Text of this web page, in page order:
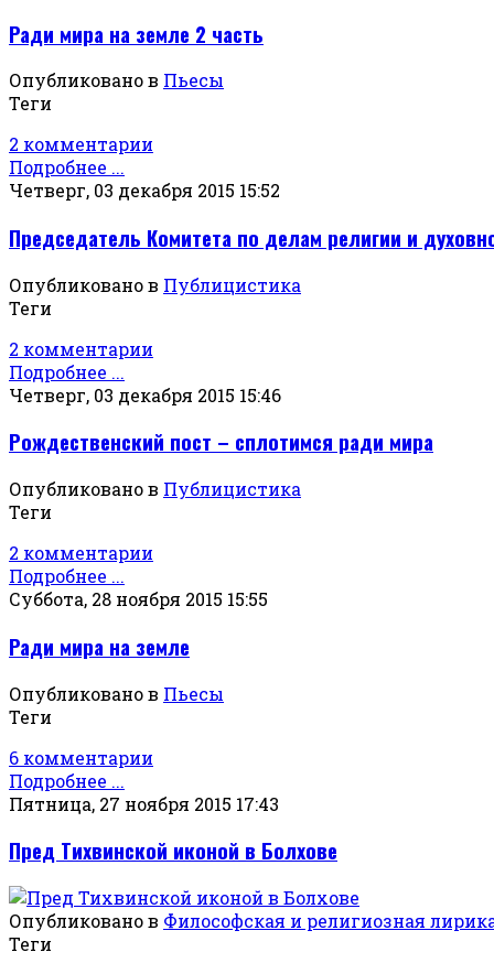
Ради мира на земле 2 часть
Опубликовано в Пьесы
Теги
2 комментарии
Подробнее ...
Четверг, 03 декабря 2015 15:52
Председатель Комитета по делам религии и
Опубликовано в Публицистика
Теги
2 комментарии
Подробнее ...
Четверг, 03 декабря 2015 15:46
Рождественский пост – сплотимся ради мира
Опубликовано в Публицистика
Теги
2 комментарии
Подробнее ...
Суббота, 28 ноября 2015 15:55
Ради мира на земле
Опубликовано в Пьесы
Теги
6 комментарии
Подробнее ...
Пятница, 27 ноября 2015 17:43
Пред Тихвинской иконой в Болхове
Опубликовано в Философская и религиозная
Теги